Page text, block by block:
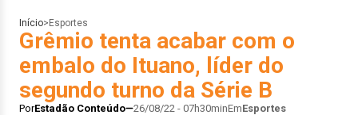
Início> Esportes
Grêmio tenta acabar com o
embalo do Ituano, líder do
segundo turno da Série B
PorEstadão Conteúdo 26/08/22 - 07h30minEmEsportes